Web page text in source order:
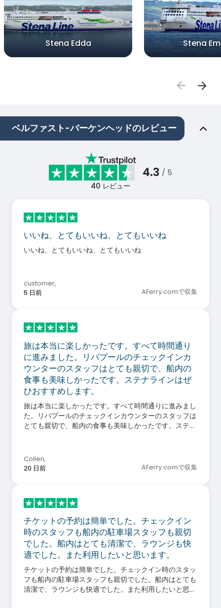
Stena Edda Stena
ベルファスト-バーケンヘッドのレビュー
4.3 / 5
40 レビュー
いいね、とてもいいね、とてもいいね
いいね、とてもいいね、とてもいいね
customer,
5 日前
AFerry.comで収集
旅は本当に楽しかったです。すべて時間通り
に進みました。リバプールのチェックインカ
ウンターのスタッフはとても親切で、船内の
食事も美味しかったです。ステナラインはぜ
ひおすすめします。
旅は本当に楽しかったです。すべて時間通りに進みまし
た。リバプールのチェックインカウンターのスタッフは
とても親切で、船内の食事も美味しかったです。ステナ
Collen,
20 日前
AFerry.comで収集
チケットの予約は簡単でした。チェックイン
時のスタッフも船内の駐車場スタッフも親切
でした。船内はとても清潔で、ラウンジも快
適でした。また利用したいと思います。
チケットの予約は簡単でした。チェックイン時のスタッ
フも船内の駐車場スタッフも親切でした。船内はとても
清潔で、ラウンジも快適でした。また利用したいと思い